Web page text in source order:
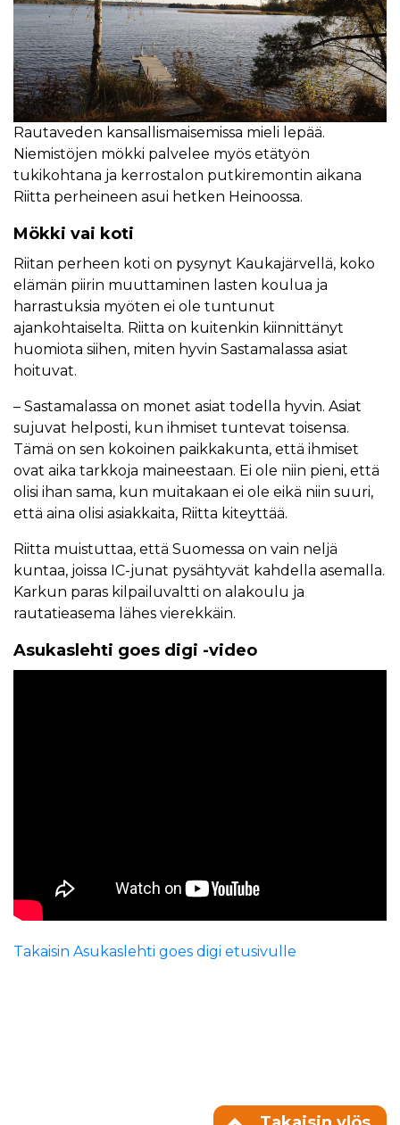
Rautaveden kansallismaisemissa mieli lepää.
Niemistöjen mökki palvelee myös etätyön
tukikohtana ja kerrostalon putkiremontin aikana
Riitta perheineen asui hetken Heinoossa.
Mökki vai koti
Riitan perheen koti on pysynyt Kaukajärvellä, koko
elämän piirin muuttaminen lasten koulua ja
harrastuksia myöten ei ole tuntunut
ajankohtaiselta. Riitta on kuitenkin kiinnittänyt
huomiota siihen, miten hyvin Sastamalassa asiat
hoituvat.
– Sastamalassa on monet asiat todella hyvin. Asiat
sujuvat helposti, kun ihmiset tuntevat toisensa.
Tämä on sen kokoinen paikkakunta, että ihmiset
ovat aika tarkkoja maineestaan. Ei ole niin pieni, että
olisi ihan sama, kun muitakaan ei ole eikä niin suuri,
että aina olisi asiakkaita, Riitta kiteyttää.
Riitta muistuttaa, että Suomessa on vain neljä
kuntaa, joissa IC-junat pysähtyvät kahdella asemalla.
Karkun paras kilpailuvaltti on alakoulu ja
rautatieasema lähes vierekkäin.
Asukaslehti goes digi -video
Takaisin Asukaslehti goes digi etusivulle